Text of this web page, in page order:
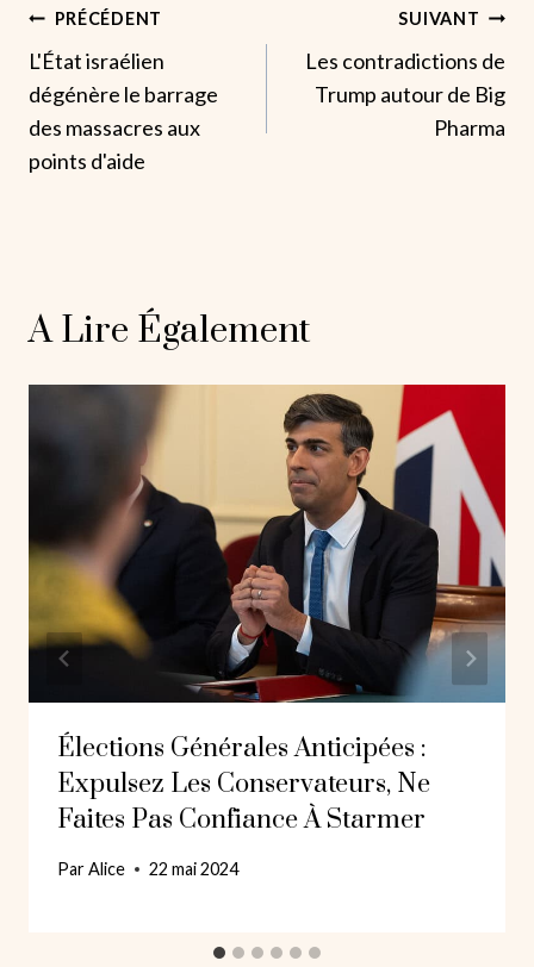
Navigation
De
L’article
PRÉCÉDENT
L'État israélien
dégénère le barrage
des massacres aux
points d'aide
SUIVANT
Les contradictions de
Trump autour de Big
Pharma
A Lire Également
Élections Générales Anticipées :
Expulsez Les Conservateurs, Ne
Faites Pas Confiance À Starmer
ParAlice 22 mai 2024